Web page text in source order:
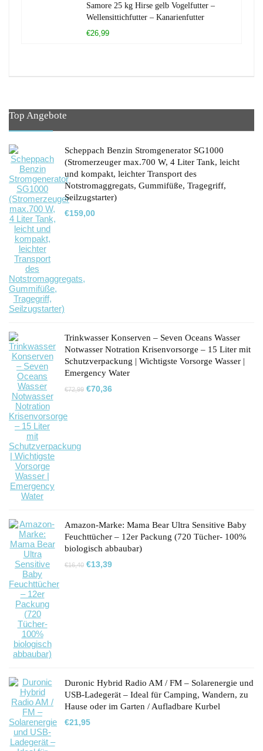
Samore 25 kg Hirse gelb Vogelfutter –
Wellensittichfutter – Kanarienfutter
€26,99
Top Angebote
Scheppach Benzin Stromgenerator SG1000
(Stromerzeuger max.700 W, 4 Liter Tank, leicht
und kompakt, leichter Transport des
Notstromaggregats, Gummifüße, Tragegriff,
Seilzugstarter)
€159,00
Trinkwasser Konserven – Seven Oceans Wasser
Notwasser Notration Krisenvorsorge – 15 Liter mit
Schutzverpackung | Wichtigste Vorsorge Wasser |
Emergency Water
€72,99 Ursprünglicher
€70,36Aktueller
Amazon-Marke: Mama Bear Ultra Sensitive Baby
Feuchttücher – 12er Packung (720 Tücher- 100%
biologisch abbaubar)
€16,40 Ursprünglicher
€13,39Aktueller
Duronic Hybrid Radio AM / FM – Solarenergie und
USB-Ladegerät – Ideal für Camping, Wandern, zu
Hause oder im Garten / Aufladbare Kurbel
€21,95